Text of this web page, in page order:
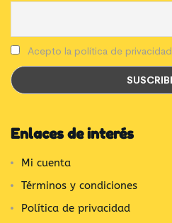
Acepto la política de privacidad
Enlaces de interés
Mi cuenta
Términos y condiciones
Política de privacidad